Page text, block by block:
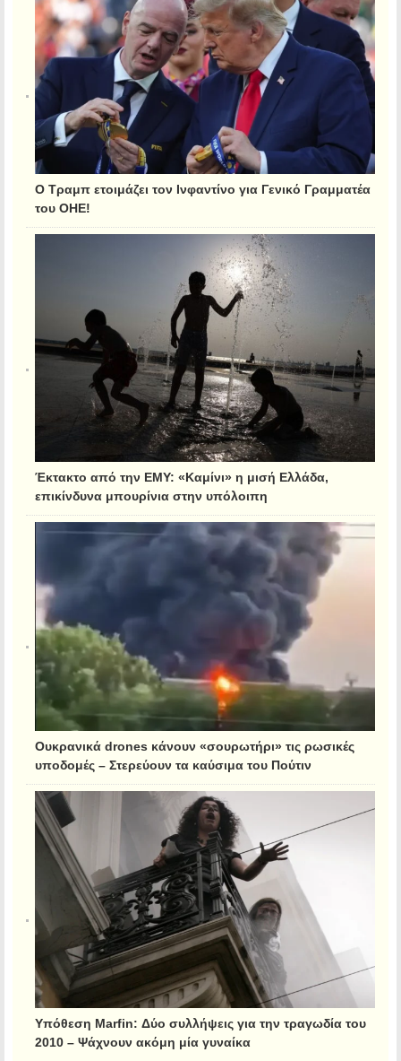
Ο Τραμπ ετοιμάζει τον Ινφαντίνο για Γενικό Γραμματέα
του ΟΗΕ!
Έκτακτο από την ΕΜΥ: «Καμίνι» η μισή Ελλάδα,
επικίνδυνα μπουρίνια στην υπόλοιπη
Ουκρανικά drones κάνουν «σουρωτήρι» τις ρωσικές
υποδομές – Στερεύουν τα καύσιμα του Πούτιν
Υπόθεση Marfin: Δύο συλλήψεις για την τραγωδία του
2010 – Ψάχνουν ακόμη μία γυναίκα